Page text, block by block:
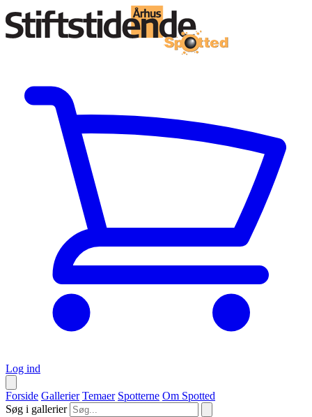
Log ind
Forside Gallerier Temaer Spotterne Om Spotted
Søg i gallerier